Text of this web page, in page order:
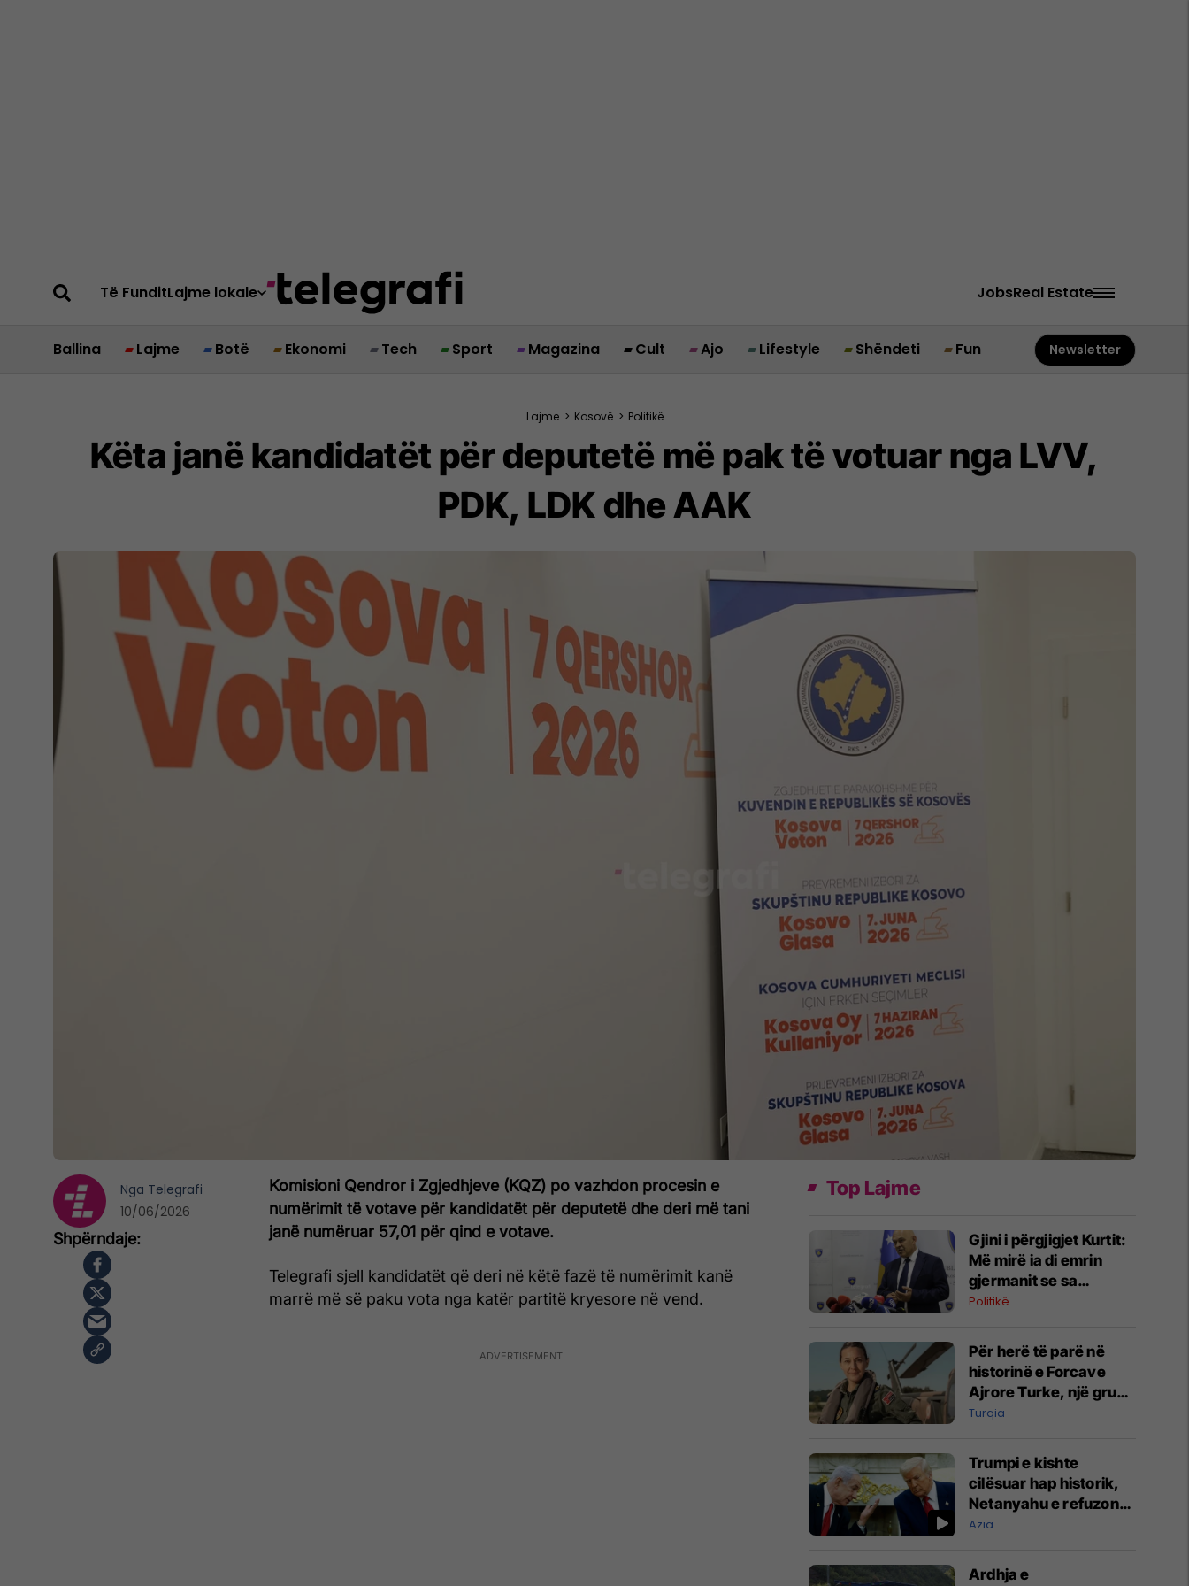
Të FunditLajme lokale JobsReal Estate
Ballina Lajme Botë Ekonomi Tech Sport Magazina Cult Ajo Lifestyle Shëndeti Fun Newsletter
Lajme > Kosovë > Politikë
Këta janë kandidatët për deputetë më pak të votuar nga LVV,
PDK, LDK dhe AAK
Komisioni Qendror i Zgjedhjeve (KQZ) po vazhdon procesin e
numërimit të votave për kandidatët për deputetë dhe deri më tani
janë numëruar 57,01 për qind e votave.
Telegrafi sjell kandidatët që deri në këtë fazë të numërimit kanë
marrë më së paku vota nga katër partitë kryesore në vend.
Nga Telegrafi
10/06/2026
Top Lajme
Gjini i përgjigjet Kurtit:
Më mirë ia di emrin
gjermanit se sa
Aleancës
Politikë
Për herë të parë në
historinë e Forcave
Ajrore Turke, një grua
merr gradën e
Turqia
Trumpi e kishte
cilësuar hap historik,
Netanyahu e refuzon
marrëveshjen për
Azia
Ardhja e